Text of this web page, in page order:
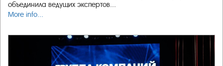
объединила ведущих экспертов...
More info...